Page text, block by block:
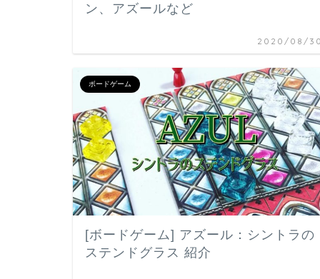
ン、アズールなど
2020/08/30
ボードゲーム
[ボードゲーム] アズール：シントラの
ステンドグラス 紹介